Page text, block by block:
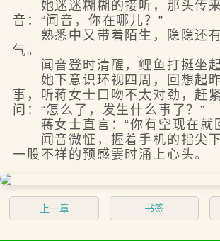
她迷迷糊糊的接听，那头传来
音：“闻音，你在哪儿？”
熟悉中又带着陌生，隐隐还有
气。
闻音登时清醒，鲤鱼打挺坐
她下意识环视四周，回想起昨
事，听蒋女士口吻不太对劲，赶
问：“怎么了，发生什么事了？”
蒋女士直言：“你有空现在就
闻音微怔，握着手机的指尖下
一股不祥的预感霎时涌上心头。
上一章 书签